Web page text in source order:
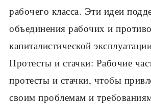
рабочего класса. Эти идеи
объединения рабочих и
капиталистической
Протесты и стачки: Рабочие
протесты и стачки, чтобы
своим проблемам и